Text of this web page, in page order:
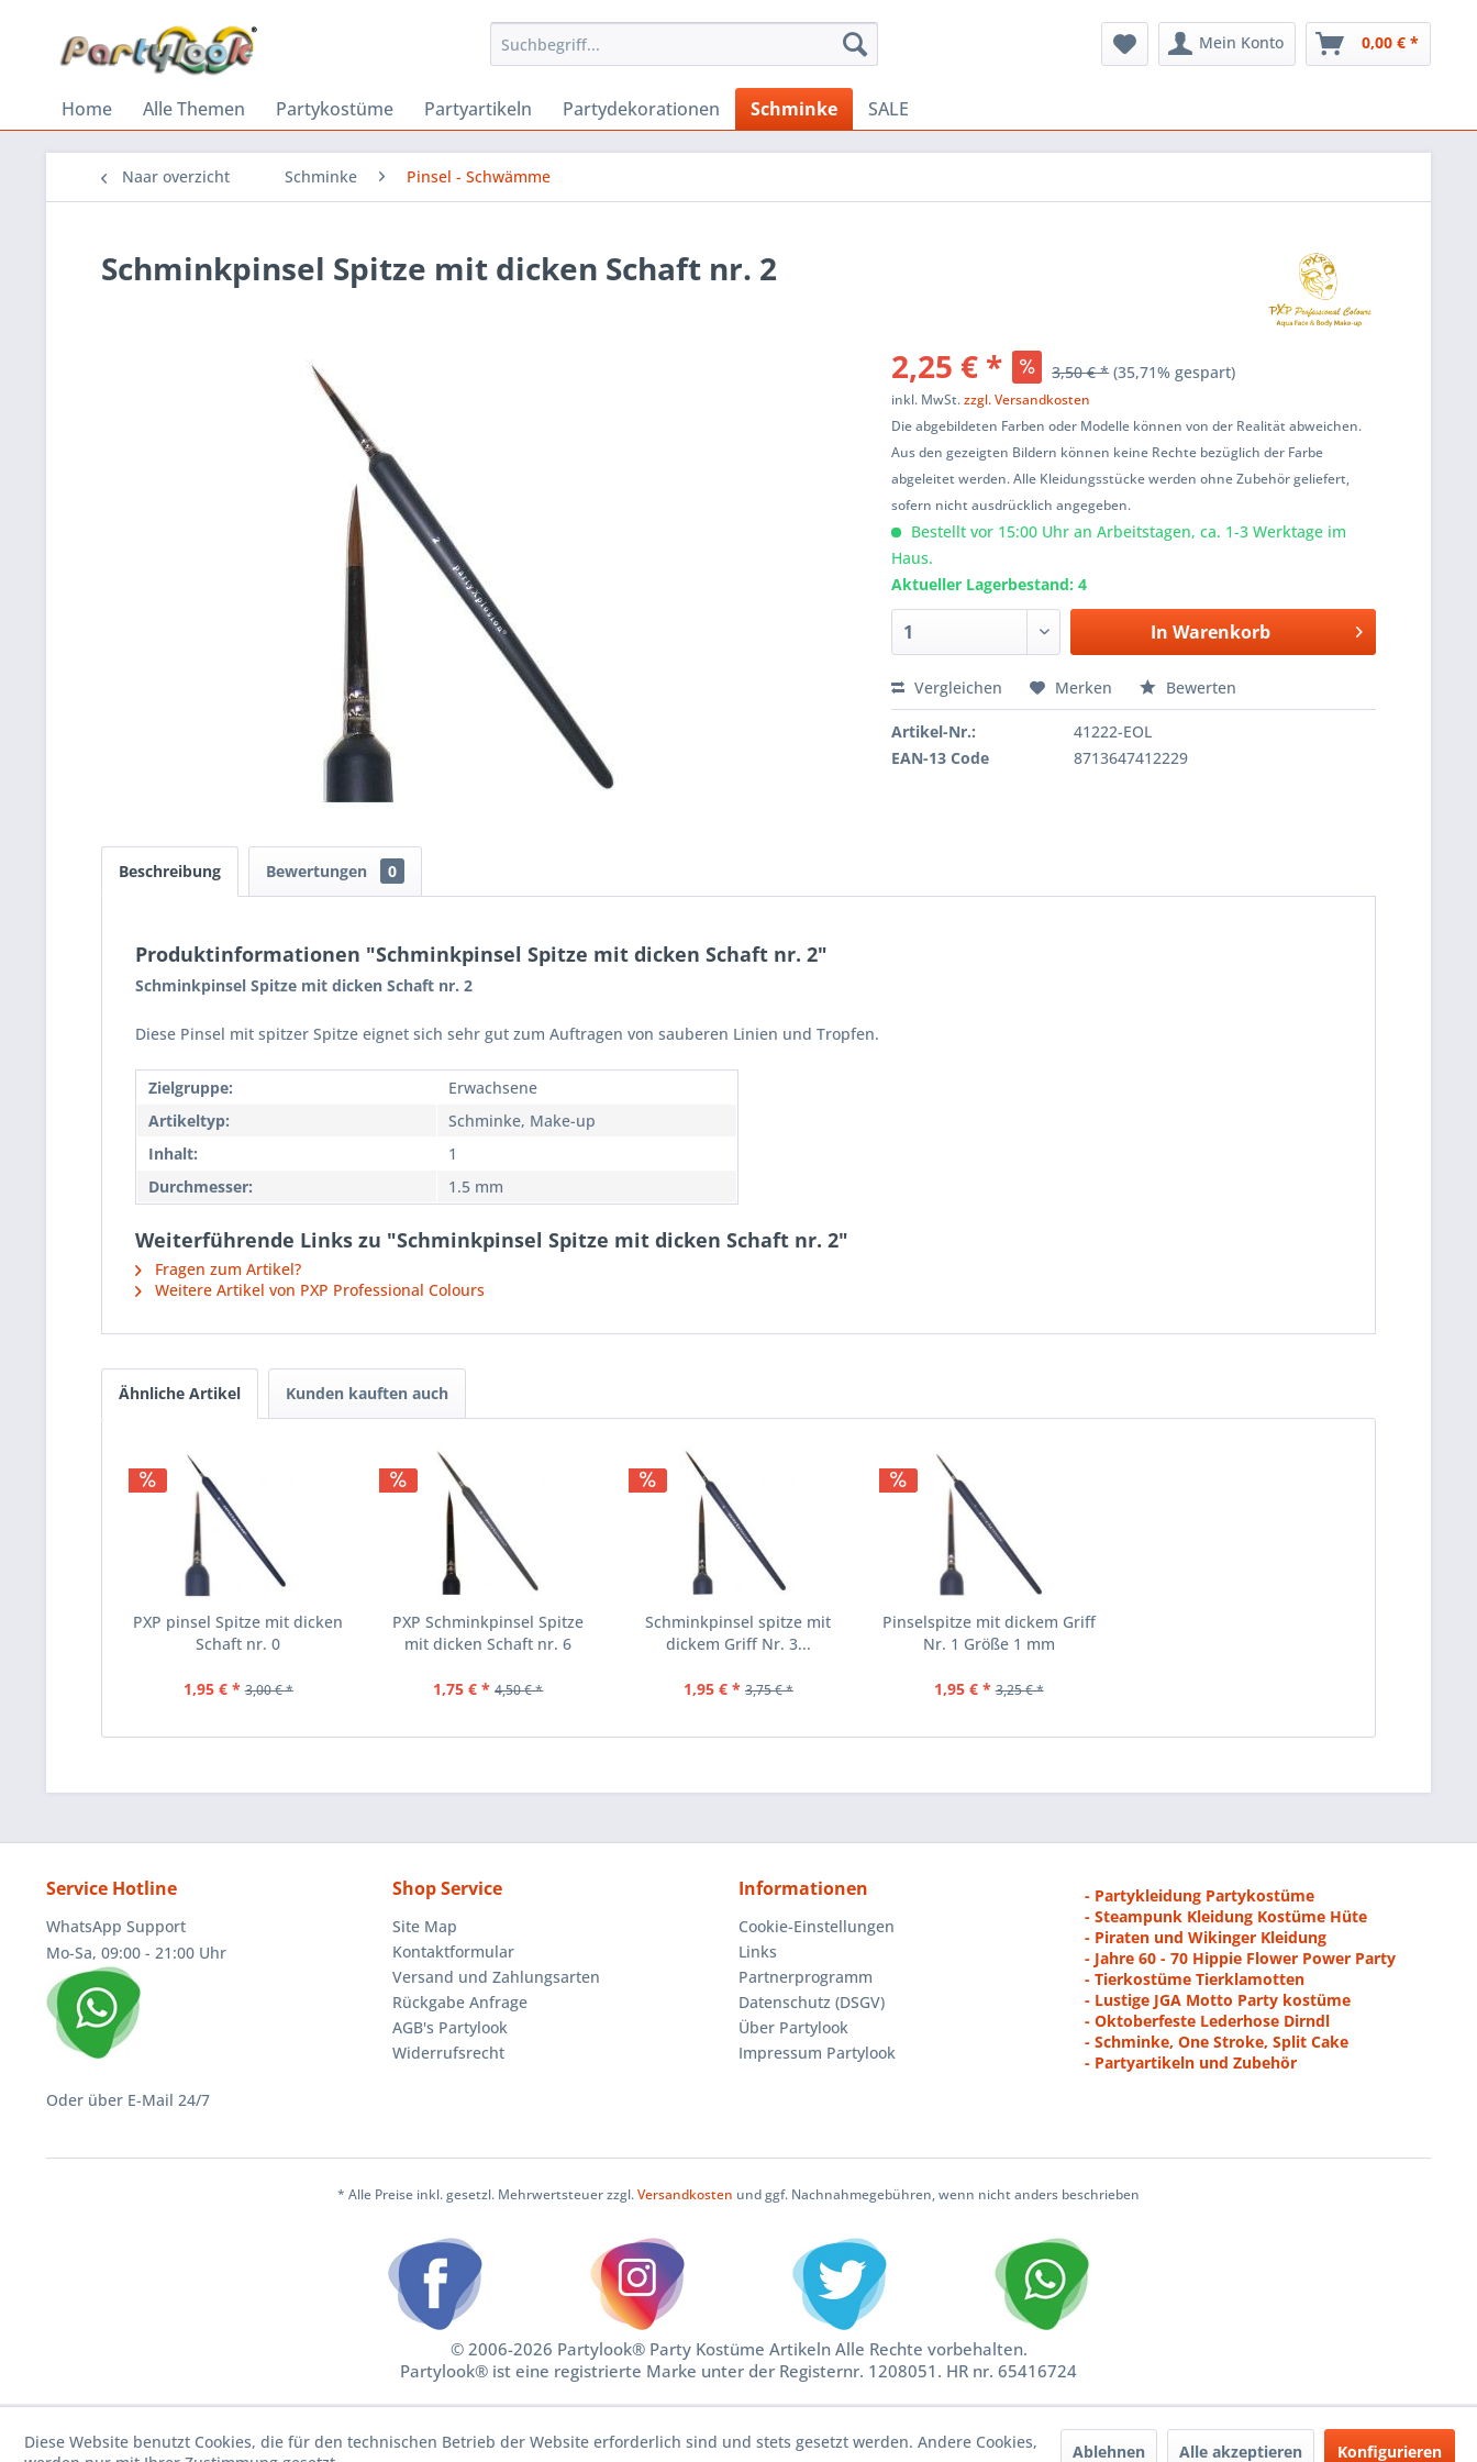
Mein Konto 0,00 € *
Home Alle Themen Partykostüme Partyartikeln Partydekorationen Schminke SALE
Naar overzicht Schminke Pinsel - Schwämme
Schminkpinsel Spitze mit dicken Schaft nr. 2
2,25 € * 3,50 € * (35,71% gespart)
inkl. MwSt.zzgl. Versandkosten
Die abgebildeten Farben oder Modelle können von der Realität abweichen.
Aus den gezeigten Bildern können keine Rechte bezüglich der Farbe
abgeleitet werden. Alle Kleidungsstücke werden ohne Zubehör geliefert,
sofern nicht ausdrücklich angegeben.
Bestellt vor 15:00 Uhr an Arbeitstagen, ca. 1-3 Werktage im
Haus.
Aktueller Lagerbestand: 4
In Warenkorb
Vergleichen Merken Bewerten
Artikel-Nr.:
41222-EOL
EAN-13 Code
8713647412229
Beschreibung Bewertungen 0
Produktinformationen "Schminkpinsel Spitze mit dicken Schaft nr. 2"
Schminkpinsel Spitze mit dicken Schaft nr. 2
Diese Pinsel mit spitzer Spitze eignet sich sehr gut zum Auftragen von sauberen Linien und Tropfen.
Zielgruppe:
Erwachsene
Artikeltyp:
Schminke, Make-up
Inhalt:
1
Durchmesser:
1.5 mm
Weiterführende Links zu "Schminkpinsel Spitze mit dicken Schaft nr. 2"
Fragen zum Artikel?
Weitere Artikel von PXP Professional Colours
Ähnliche Artikel Kunden kauften auch
PXP pinsel Spitze mit dicken
Schaft nr. 0
1,95 € * 3,00 € *
PXP Schminkpinsel Spitze
mit dicken Schaft nr. 6
1,75 € * 4,50 € *
Schminkpinsel spitze mit
dickem Griff Nr. 3...
1,95 € * 3,75 € *
Pinselspitze mit dickem Griff
Nr. 1 Größe 1 mm
1,95 € * 3,25 € *
Service Hotline
WhatsApp Support
Mo-Sa, 09:00 - 21:00 Uhr
Oder über E-Mail 24/7
Shop Service
Site Map
Kontaktformular
Versand und Zahlungsarten
Rückgabe Anfrage
AGB's Partylook
Widerrufsrecht
Informationen
Cookie-Einstellungen
Links
Partnerprogramm
Datenschutz (DSGV)
Über Partylook
Impressum Partylook
- Partykleidung Partykostüme
- Steampunk Kleidung Kostüme Hüte
- Piraten und Wikinger Kleidung
- Jahre 60 - 70 Hippie Flower Power Party
- Tierkostüme Tierklamotten
- Lustige JGA Motto Party kostüme
- Oktoberfeste Lederhose Dirndl
- Schminke, One Stroke, Split Cake
- Partyartikeln und Zubehör
* Alle Preise inkl. gesetzl. Mehrwertsteuer zzgl.Versandkosten und ggf. Nachnahmegebühren, wenn nicht anders beschrieben
© 2006-2026 Partylook® Party Kostüme Artikeln Alle Rechte vorbehalten.
Partylook® ist eine registrierte Marke unter der Registernr. 1208051. HR nr. 65416724
Diese Website benutzt Cookies, die für den technischen Betrieb der Website erforderlich sind und stets gesetzt werden. Andere Cookies,
Ablehnen Alle akzeptieren Konfigurieren